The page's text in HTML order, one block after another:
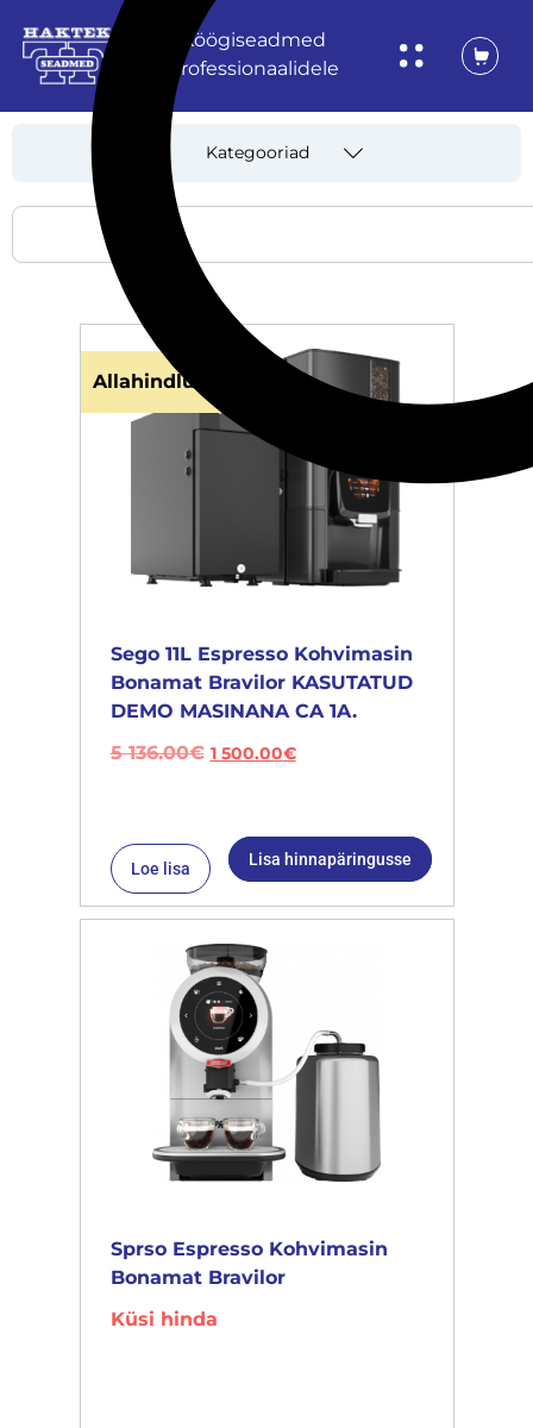
Köögiseadmed
professionaalidele
Kategooriad
Allahindlus!
Sego 11L Espresso Kohvimasin
Bonamat Bravilor KASUTATUD
DEMO MASINANA CA 1A.
5 136.00€ 1 500.00€
Loe lisa Lisa hinnapäringusse
Sprso Espresso Kohvimasin
Bonamat Bravilor
Küsi hinda